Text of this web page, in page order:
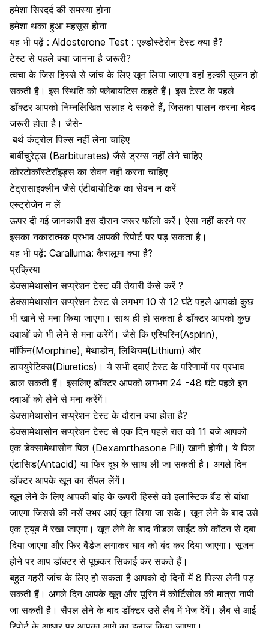
हमेशासिरदर्दकी समस्या होना
हमेशा थका हुआ महसूस होना
यह भी पढ़ें : Aldosterone Test : एल्डोस्टेरोन टेस्ट क्या है?
टेस्ट से पहले क्या जानना है जरूरी?
त्वचा के जिस हिस्से से जांच के लिए खून लिया जाएगा वहां हल्की सूजन हो
सकती है। इस स्थिति को फ्लेबायटिस कहते हैं। इस टेस्ट के पहले
डॉक्टर आपको निम्नलिखित सलाह दे सकते हैं, जिसका पालन करना बेहद
जरूरी होता है। जैसे-
बर्थ कंट्रोल पिल्स नहीं लेना चाहिए
बार्बीचुरेट्स (Barbiturates) जैसे ड्रग्स नहीं लेने चाहिए
कोरटोकॉस्टेरॉइड्स का सेवन नहीं करना चाहिए
टेट्रासाइक्लीन जैसे एंटीबायोटिक का सेवन न करें
एस्ट्रोजेन न लें
ऊपर दी गई जानकारी इस दौरान जरूर फॉलो करें। ऐसा नहीं करने पर
इसका नकारात्मक प्रभाव आपकी रिपोर्ट पर पड़ सकता है।
यह भी पढ़ें: Caralluma: कैरालूमा क्या है?
प्रक्रिया
डेक्सामेथासोन सप्प्रेशन टेस्टकी तैयारी कैसे करें?
डेक्सामेथासोन सप्प्रेशन टेस्ट से लगभग10से 12घंटे पहले आपको कुछ
भी खाने से मना किया जाएगा। साथ ही हो सकता है डॉक्टर आपको कुछ
दवाओं को भी लेने से मना करेंगें। जैसे कि एस्पिरिन(Aspirin),
मॉर्फिन(Morphine),मेथाडोन,लिथियम(Lithium) और
डाययुरेटिक्स(Diuretics)। ये सभी दवाएं टेस्ट के परिणामों पर प्रभाव
डाल सकती हैं। इसलिए डॉक्टर आपको लगभग24 -48घंटे पहले इन
दवाओं को लेने से मना करेंगें।
डेक्सामेथासोन सप्प्रेशन टेस्ट के दौरान क्या होता है?
डेक्सामेथासोन सप्प्रेशन टेस्ट से एक दिन पहले रात को 11बजे आपको
एक डेक्सामेथासोन पिल (Dexamrthasone Pill) खानी होगी। ये पिल
एंटासिड(Antacid) या फिर दूध के साथ ली जा सकती है। अगले दिन
डॉक्टर आपके खून का सैंपल लेंगें।
खून लेने के लिए आपकी बांह के ऊपरी हिस्से को इलास्टिक बैंड से बांधा
जाएगा जिससे की नसें उभर आएं खून लिया जा सके। खून लेने के बाद उसे
एक ट्यूब में रखा जाएगा। खून लेने के बाद नीडल साईट को कॉटन से दबा
दिया जाएगा और फिर बैंडेज लगाकर घाव को बंद कर दिया जाएगा। सूजन
होने पर आप डॉक्टर से पूछकर सिकाई कर सकते हैं।
बहुत गहरी जांच के लिए हो सकता है आपको दो दिनों में8पिल्स लेनी पड़
सकती हैं। अगले दिन आपके खून और यूरिन में कोर्टिसोल की मात्रा नापी
जा सकती है। सैंपल लेने के बाद डॉक्टर उसे लैब में भेज देंगें। लैब से आई